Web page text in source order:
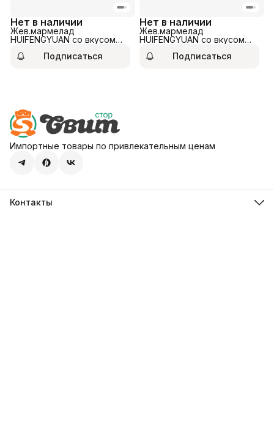
Нет в наличии
Жев.мармелад
HUIFENGYUAN со вкусом
Подписаться
Нет в наличии
Жев.мармелад
HUIFENGYUAN со вкусом
Подписаться
Импортные товары по привлекательным ценам
Контакты